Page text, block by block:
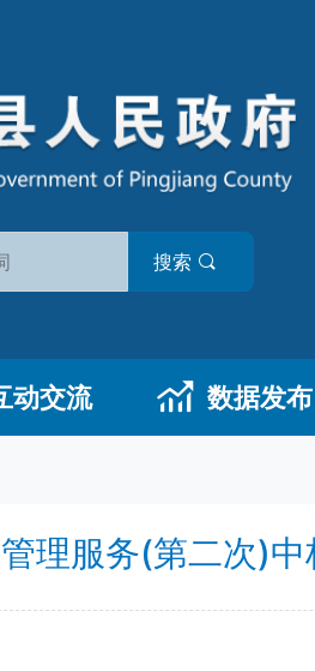
搜索
动交流 数据发布
理服务(第二次)中